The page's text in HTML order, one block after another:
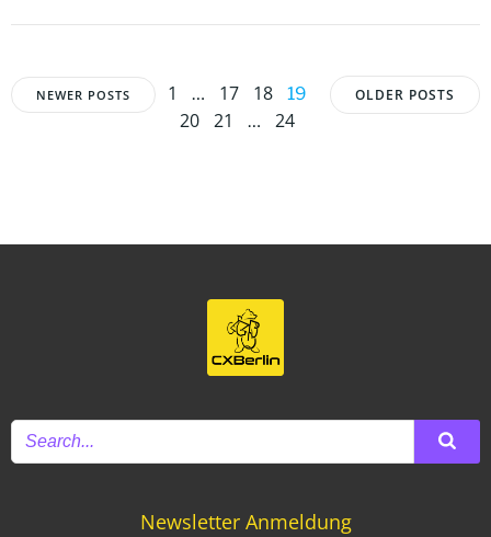
Posts
NEWER POSTS
Posts
Page
1 … Page
17 Page
18 Page
19
Page
20 Page
21 … Page
24
Posts
OLDER POSTS
Newsletter Anmeldung